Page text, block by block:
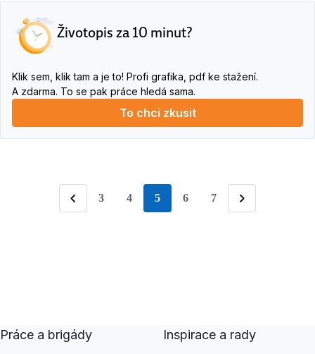
Životopis za 10 minut?
Klik sem, klik tam a je to! Profi grafika, pdf ke stažení.
A zdarma. To se pak práce hledá sama.
To chci zkusit
Předchozí
3 4 stránka
5 6 7
Následující
Práce a brigády Inspirace a rady